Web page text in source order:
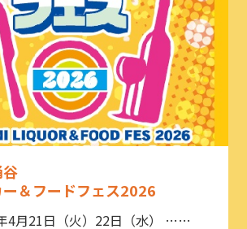
ー＆フードフェス2026
4月21日（火）22日（水） ……